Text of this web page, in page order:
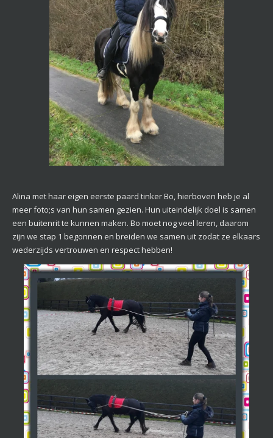
Alina met haar eigen eerste paard tinker Bo, hierboven heb je al
meer foto;s van hun samen gezien. Hun uiteindelijk doel is samen
een buitenrit te kunnen maken. Bo moet nog veel leren, daarom
zijn we stap 1 begonnen en breiden we samen uit zodat ze elkaars
wederzijds vertrouwen en respect hebben!